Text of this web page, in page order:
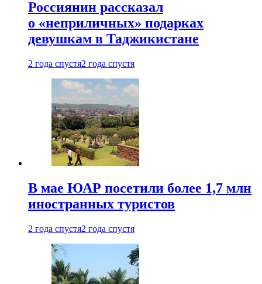
Россиянин рассказал
о «неприличных» подарках
девушкам в Таджикистане
2 года спустя2 года спустя
В мае ЮАР посетили более 1,7 млн
иностранных туристов
2 года спустя2 года спустя